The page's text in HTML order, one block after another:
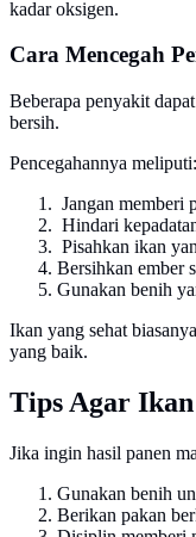
kadar oksigen.
Cara Mencegah
Beberapa penyakit
bersih.
Pencegahannya meliputi:
Jangan memberi
Hindari
Pisahkan ikan
Bersihkan ember
Gunakan benih
Ikan yang sehat
yang baik.
Tips Agar
Jika ingin hasil panen
Gunakan benih
Berikan pakan